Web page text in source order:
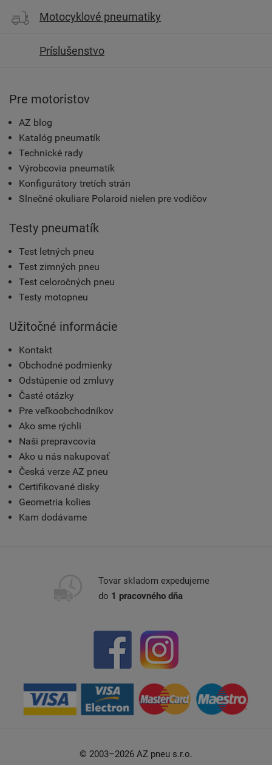
Motocyklové pneumatiky
Príslušenstvo
Pre motoristov
AZ blog
Katalóg pneumatík
Technické rady
Výrobcovia pneumatík
Konfigurátory tretích strán
Slnečné okuliare Polaroid nielen pre vodičov
Testy pneumatík
Test letných pneu
Test zimných pneu
Test celoročných pneu
Testy motopneu
Užitočné informácie
Kontakt
Obchodné podmienky
Odstúpenie od zmluvy
Časté otázky
Pre veľkoobchodníkov
Ako sme rýchli
Naši prepravcovia
Ako u nás nakupovať
Česká verze AZ pneu
Certifikované disky
Geometria kolies
Kam dodávame
Tovar skladom expedujeme
do 1 pracovného dňa
© 2003–2026 AZ pneu s.r.o.